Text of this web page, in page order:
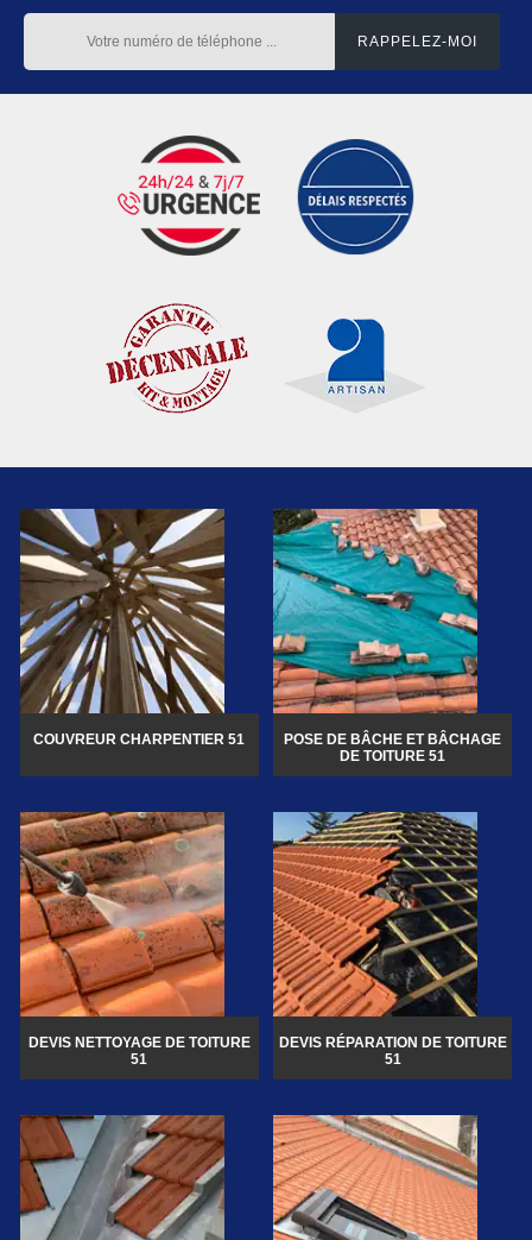
COUVREUR CHARPENTIER 51
POSE DE BÂCHE ET BÂCHAGE
DE TOITURE 51
DEVIS NETTOYAGE DE TOITURE
51
DEVIS RÉPARATION DE TOITURE
51